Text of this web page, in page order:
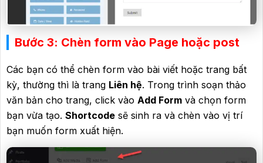
Bước 3: Chèn form vào Page hoặc post
Các bạn có thể chèn form vào bài viết hoặc trang bất
kỳ, thường thì là trang Liên hệ. Trong trình soạn thảo
văn bản cho trang, click vào Add Form và chọn form
bạn vừa tạo. Shortcode sẽ sinh ra và chèn vào vị trí
bạn muốn form xuất hiện.